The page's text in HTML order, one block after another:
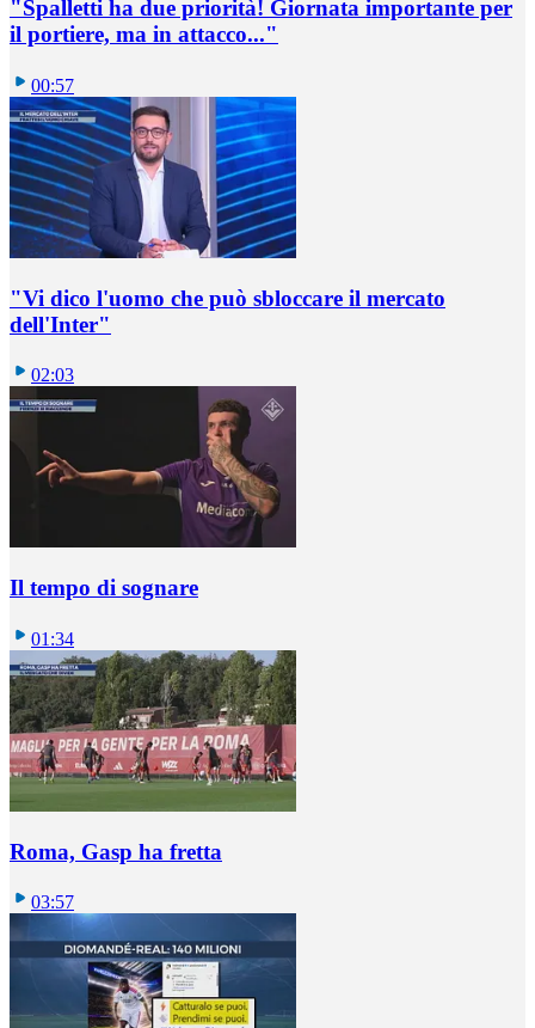
"Spalletti ha due priorità! Giornata importante per
il portiere, ma in attacco..."
00:57
"Vi dico l'uomo che può sbloccare il mercato
dell'Inter"
02:03
Il tempo di sognare
01:34
Roma, Gasp ha fretta
03:57